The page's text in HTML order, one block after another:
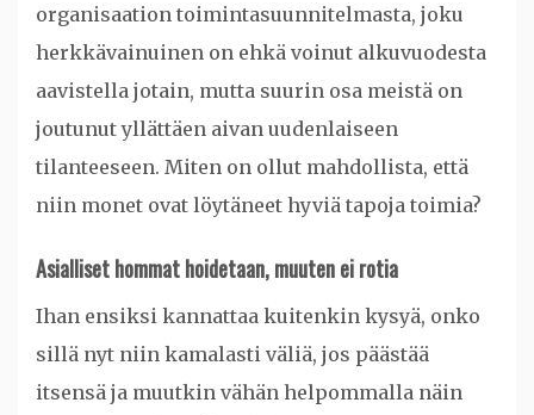
organisaation toimintasuunnitelmasta, joku
herkkävainuinen on ehkä voinut alkuvuodesta
aavistella jotain, mutta suurin osa meistä on
joutunut yllättäen aivan uudenlaiseen
tilanteeseen. Miten on ollut mahdollista, että
niin monet ovat löytäneet hyviä tapoja toimia?
Asialliset hommat hoidetaan, muuten ei rotia
Ihan ensiksi kannattaa kuitenkin kysyä, onko
sillä nyt niin kamalasti väliä, jos päästää
itsensä ja muutkin vähän helpommalla näin